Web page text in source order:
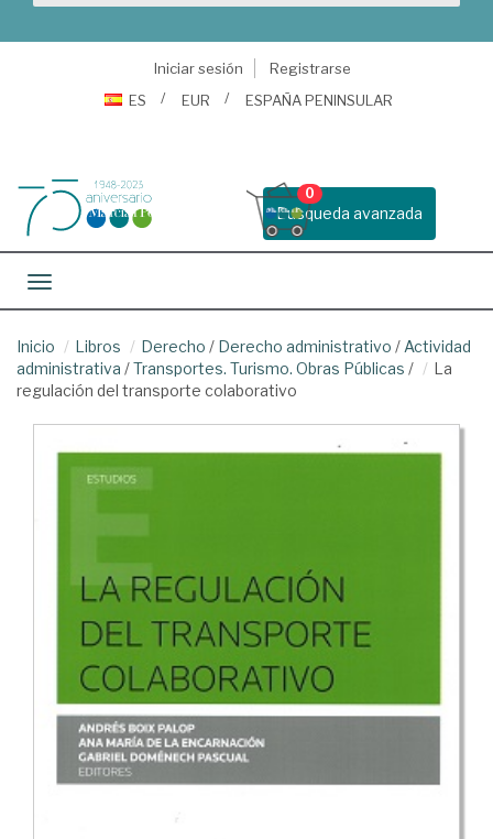
Iniciar sesión
Registrarse
ES
EUR ESPAÑA PENINSULAR
Busqueda avanzada
0
Toggle navigation
Inicio Libros Derecho / Derecho administrativo / Actividad
administrativa /Transportes. Turismo. Obras Públicas /
La
regulación del transporte colaborativo